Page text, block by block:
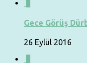
Gece Görüş
26 Eylül 2016